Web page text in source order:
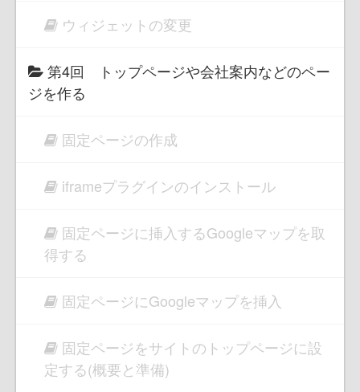
ウィジェットの変更
第4回 トップページや会社案内などのペー
ジを作る
固定ページの作成
iframeプラグインのインストール
固定ページに挿入するGoogleマップを取
得する
固定ページにGoogleマップを挿入
固定ページをサイトのトップページに設
定する(概要と準備)